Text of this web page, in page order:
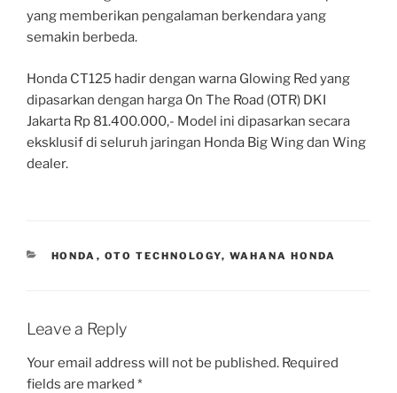
yang memberikan pengalaman berkendara yang
semakin berbeda.
Honda CT125 hadir dengan warna Glowing Red yang
dipasarkan dengan harga On The Road (OTR) DKI
Jakarta Rp 81.400.000,- Model ini dipasarkan secara
eksklusif di seluruh jaringan Honda Big Wing dan Wing
dealer.
CATEGORIES
HONDA , OTO TECHNOLOGY, WAHANA HONDA
Leave a Reply
Your email address will not be published. Required
fields are marked *